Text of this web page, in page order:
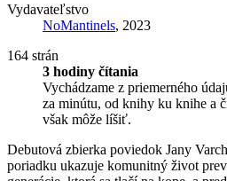
Vydavateľstvo
NoMantinels, 2023
164 strán
3 hodiny čítania
Vychádzame z priemerného
za minútu, od knihy ku knihe a
však môže líšiť.
Debutová zbierka poviedok Jany
poriadku ukazuje komunitný život